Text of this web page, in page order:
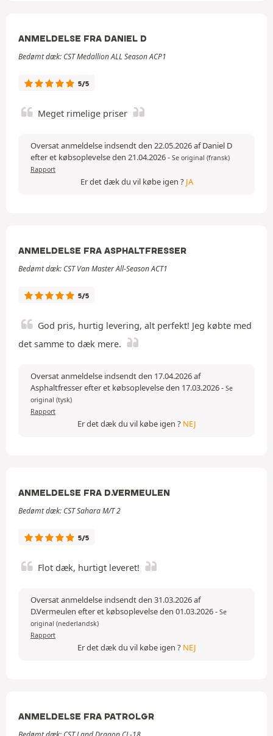
ANMELDELSE FRA DANIEL D
Bedømt dæk: CST Medallion ALL Season ACP1
5/5
Meget rimelige priser
Oversat anmeldelse indsendt den 22.05.2026 af Daniel D
efter et købsoplevelse den 21.04.2026- Se original (fransk)
Rapport
Er det dæk du vil købe igen ? JA
ANMELDELSE FRA ASPHALTFRESSER
Bedømt dæk: CST Van Master All-Season ACT1
5/5
God pris, hurtig levering, alt perfekt! Jeg købte med
det samme to dæk mere.
Oversat anmeldelse indsendt den 17.04.2026 af
Asphaltfresser efter et købsoplevelse den 17.03.2026- Se
original (tysk)
Rapport
Er det dæk du vil købe igen ? NEJ
ANMELDELSE FRA D.VERMEULEN
Bedømt dæk: CST Sahara M/T 2
5/5
Flot dæk, hurtigt leveret!
Oversat anmeldelse indsendt den 31.03.2026 af
D.Vermeulen efter et købsoplevelse den 01.03.2026- Se
original (nederlandsk)
Rapport
Er det dæk du vil købe igen ? NEJ
ANMELDELSE FRA PATROLGR